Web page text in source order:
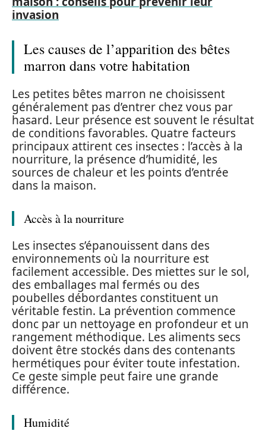
invasion
Les causes de l’apparition des bêtes
marron dans votre habitation
Les petites bêtes marron ne choisissent
généralement pas d’entrer chez vous par
hasard. Leur présence est souvent le résultat
de conditions favorables. Quatre facteurs
principaux attirent ces insectes : l’accès à la
nourriture, la présence d’humidité, les
sources de chaleur et les points d’entrée
dans la maison.
Accès à la nourriture
Les insectes s’épanouissent dans des
environnements où la nourriture est
facilement accessible. Des miettes sur le sol,
des emballages mal fermés ou des
poubelles débordantes constituent un
véritable festin. La prévention commence
donc par un nettoyage en profondeur et un
rangement méthodique. Les aliments secs
doivent être stockés dans des contenants
hermétiques pour éviter toute infestation.
Ce geste simple peut faire une grande
différence.
Humidité